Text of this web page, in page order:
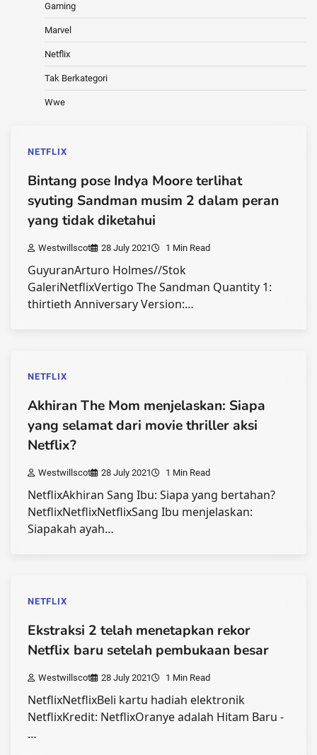
Gaming
Marvel
Netflix
Tak Berkategori
Wwe
NETFLIX
Bintang pose Indya Moore terlihat
syuting Sandman musim 2 dalam peran
yang tidak diketahui
Westwillscot 28 July 2021 1 Min Read
GuyuranArturo Holmes//Stok
GaleriNetflixVertigo The Sandman Quantity 1:
thirtieth Anniversary Version:…
NETFLIX
Akhiran The Mom menjelaskan: Siapa
yang selamat dari movie thriller aksi
Netflix?
Westwillscot 28 July 2021 1 Min Read
NetflixAkhiran Sang Ibu: Siapa yang bertahan?
NetflixNetflixNetflixSang Ibu menjelaskan:
Siapakah ayah…
NETFLIX
Ekstraksi 2 telah menetapkan rekor
Netflix baru setelah pembukaan besar
Westwillscot 28 July 2021 1 Min Read
NetflixNetflixBeli kartu hadiah elektronik
NetflixKredit: NetflixOranye adalah Hitam Baru -
…